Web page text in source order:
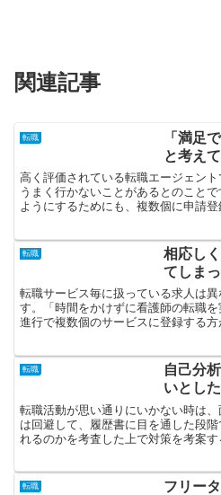
関連記事
転職
「満足
と考え
高く評価されている転職エージェン
うまく行かないことがあるとのこと
ようにするためにも、複数個に申請
転職
相応し
てしま
転職サービス毎に扱っている求人は
す。「時間をかけずに看護師の転職
進行で複数個のサービスに登録する
転職
自己分
いとし
転職活動が思い通りにいかない時は
は回避して、履歴書に目を通した段
れるのかを考査した上で対策を考案す
転職
フリー